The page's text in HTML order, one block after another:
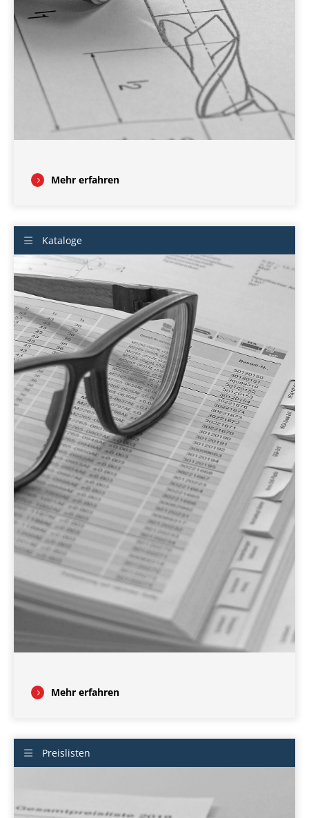
Mehr erfahren
Kataloge
Mehr erfahren
Preislisten